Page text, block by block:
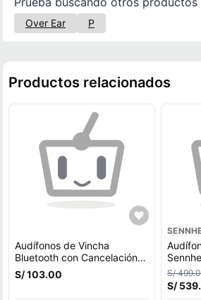
Over Ear P
Productos relacionados
Audífonos de Vincha
Bluetooth con Cancelación
de Ruido Gama Pro Nova
S/ 103.00
Ruido
Horas
S/
S/